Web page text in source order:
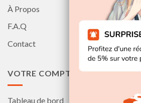
À Propos
F.A.Q
Contact
VOTRE COMPTE
Tableau de bord